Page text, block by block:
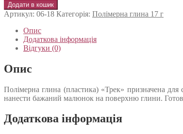
Додати в кошик
Артикул: 06-18 Категорія: Полімерна глина 17 г
Опис
Додаткова інформація
Відгуки (0)
Опис
Полімерна глина (пластика) «Трек» призначена для
нанести бажаний малюнок на поверхню глини.
Додаткова інформація